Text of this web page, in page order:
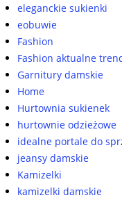
eleganckie sukienki
eobuwie
Fashion
Fashion aktualne
Garnitury damskie
Home
Hurtownia sukienek
hurtownie odzieżowe
idealne portale do
jeansy damskie
Kamizelki
kamizelki damskie